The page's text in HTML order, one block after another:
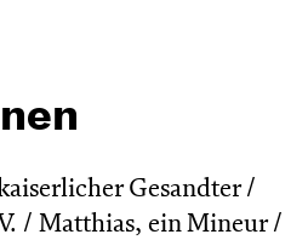
Gesandter /
/ Matthias, ein Mineur /